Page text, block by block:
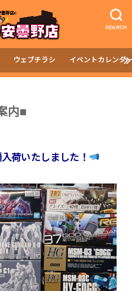
SEARCH
ウェブチラシ イベントカレンダ
内■
荷いたしました！